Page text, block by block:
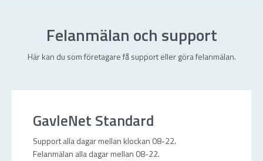
Felanmälan och support
Här kan du som företagare få support eller göra felanmälan.
GavleNet Standard
Support alla dagar mellan klockan 08-22.
Felanmälan alla dagar mellan 08-22.